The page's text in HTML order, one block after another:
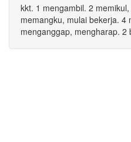
kkt. 1 mengambil. 2
memangku, mulai bekerja. 4
menganggap, mengharap. 2